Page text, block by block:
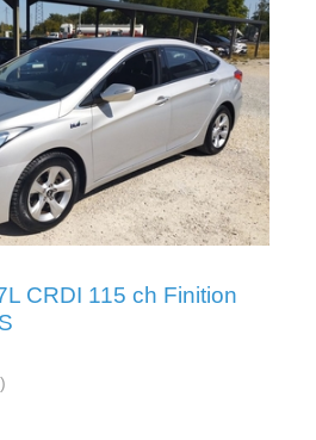
CRDI 115 ch Finition